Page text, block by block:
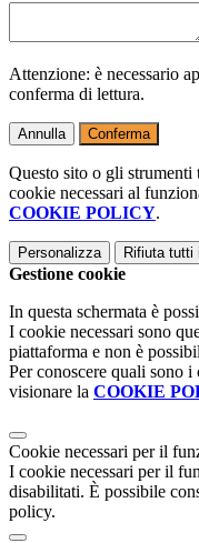
Attenzione: è necessario
conferma di lettura.
Annulla Conferma
Questo sito o gli
cookie necessari al
COOKIE POLICY.
Personalizza Rifiuta tutti
Gestione cookie
In questa schermata è
I cookie necessari sono
piattaforma e non è
Per conoscere quali sono
visionare la COOKIE
Cookie necessari per il
I cookie necessari per il
disabilitati. È possibile
policy.